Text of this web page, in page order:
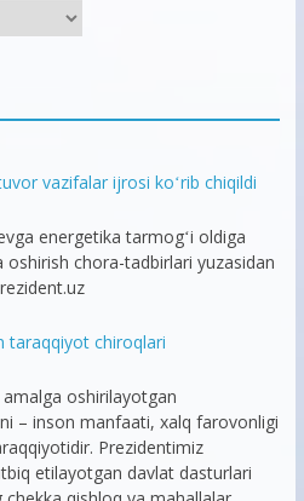
vazifalar ijrosi koʻrib chiqildi
energetika tarmogʻi oldiga
oshirish chora-tadbirlari yuzasidan
taraqqiyot chiroqlari
amalga oshirilayotgan
– inson manfaati, xalq farovonligi
Prezidentimiz
etilayotgan davlat dasturlari